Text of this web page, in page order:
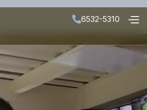
6532-5310